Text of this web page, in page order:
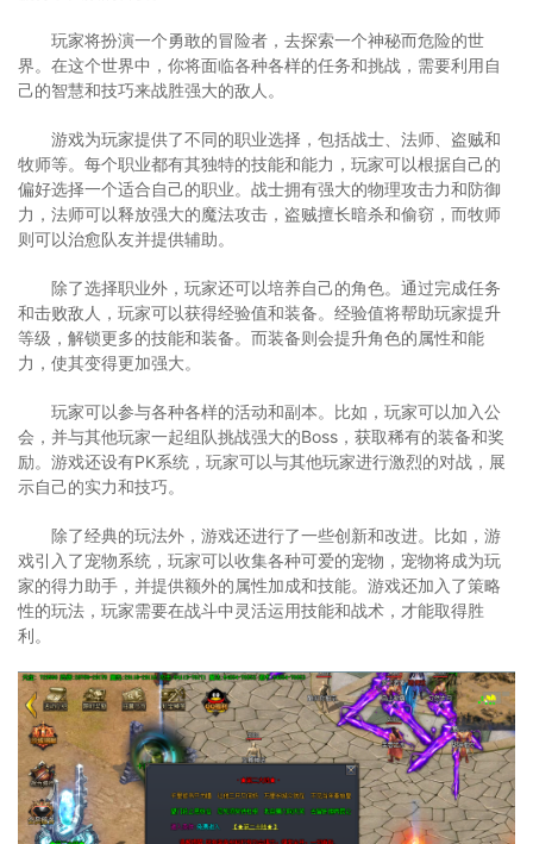
玩家将扮演一个勇敢的冒险者，去探索一个神秘而危险的世
界。在这个世界中，你将面临各种各样的任务和挑战，需要利用自
己的智慧和技巧来战胜强大的敌人。
游戏为玩家提供了不同的职业选择，包括战士、法师、盗贼和
牧师等。每个职业都有其独特的技能和能力，玩家可以根据自己的
偏好选择一个适合自己的职业。战士拥有强大的物理攻击力和防御
力，法师可以释放强大的魔法攻击，盗贼擅长暗杀和偷窃，而牧师
则可以治愈队友并提供辅助。
除了选择职业外，玩家还可以培养自己的角色。通过完成任务
和击败敌人，玩家可以获得经验值和装备。经验值将帮助玩家提升
等级，解锁更多的技能和装备。而装备则会提升角色的属性和能
力，使其变得更加强大。
玩家可以参与各种各样的活动和副本。比如，玩家可以加入公
会，并与其他玩家一起组队挑战强大的Boss，获取稀有的装备和奖
励。游戏还设有PK系统，玩家可以与其他玩家进行激烈的对战，展
示自己的实力和技巧。
除了经典的玩法外，游戏还进行了一些创新和改进。比如，游
戏引入了宠物系统，玩家可以收集各种可爱的宠物，宠物将成为玩
家的得力助手，并提供额外的属性加成和技能。游戏还加入了策略
性的玩法，玩家需要在战斗中灵活运用技能和战术，才能取得胜
利。